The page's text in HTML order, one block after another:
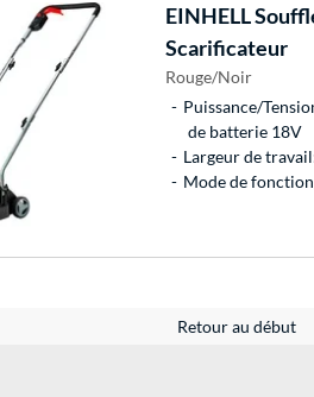
EINHELL
Scarificateur
Rouge/Noir
Puissance/
de batterie 18V
Largeur de
Mode de
Retour au début